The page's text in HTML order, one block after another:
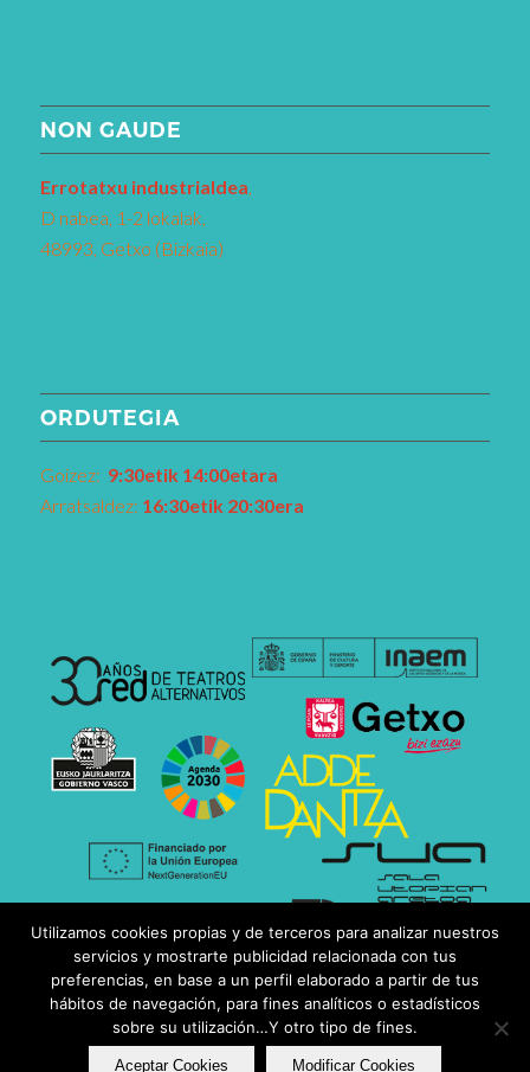
NON GAUDE
Errotatxu industrialdea,
D nabea, 1-2 lokalak,
48993, Getxo (Bizkaia)
ORDUTEGIA
Goizez: 9:30etik 14:00etara
Arratsaldez: 16:30etik 20:30era
Utilizamos cookies propias y de terceros para analizar nuestros
servicios y mostrarte publicidad relacionada con tus
preferencias, en base a un perfil elaborado a partir de tus
hábitos de navegación, para fines analíticos o estadísticos
sobre su utilización…Y otro tipo de fines.
Aceptar Cookies Modificar Cookies